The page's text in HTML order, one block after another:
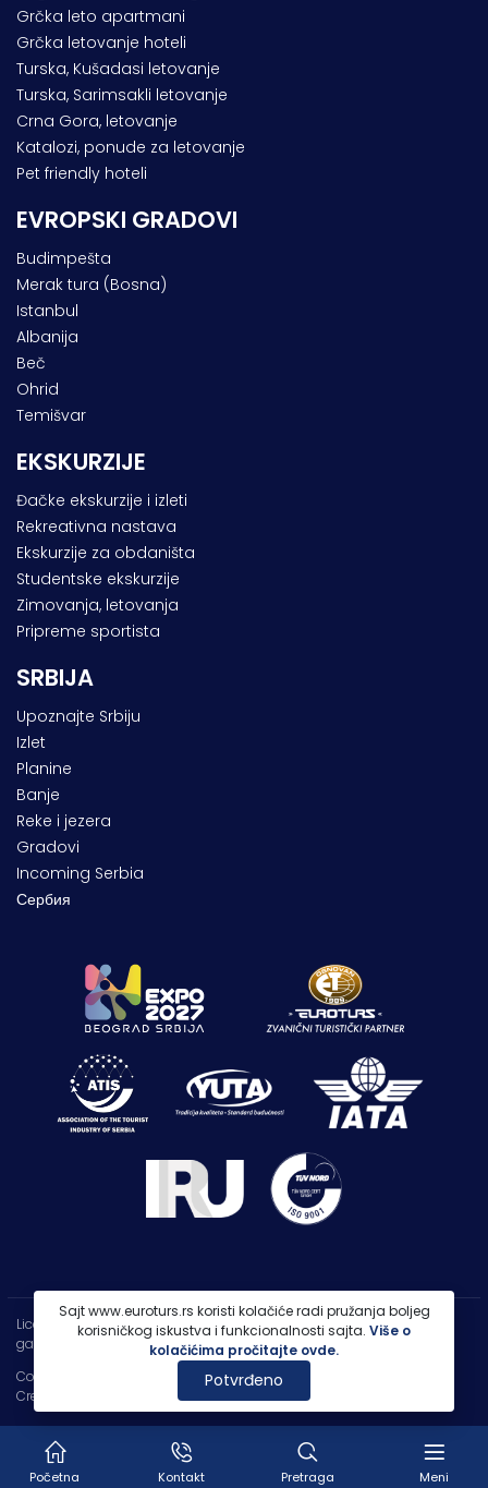
Početna Kontakt Pretraga Meni
Grčka leto apartmani
Grčka letovanje hoteli
Turska, Kušadasi letovanje
Turska, Sarimsakli letovanje
Crna Gora, letovanje
Katalozi, ponude za letovanje
Pet friendly hoteli
EVROPSKI GRADOVI
Budimpešta
Merak tura (Bosna)
Istanbul
Albanija
Beč
Ohrid
Temišvar
EKSKURZIJE
Đačke ekskurzije i izleti
Rekreativna nastava
Ekskurzije za obdaništa
Studentske ekskurzije
Zimovanja, letovanja
Pripreme sportista
SRBIJA
Upoznajte Srbiju
Izlet
Planine
Banje
Reke i jezera
Gradovi
Incoming Serbia
Сербия
Copyright 2026 |
PP Euroturs Niš DOO
Credits
- Designed & Developed by
Licenca OTP-A 107/2021
garancija putovanja 250.000€
Sajt www.euroturs.rs koristi kolačiće radi pružanja boljeg
korisničkog iskustva i funkcionalnosti sajta. Više o
kolačićima pročitajte ovde.
Potvrđeno